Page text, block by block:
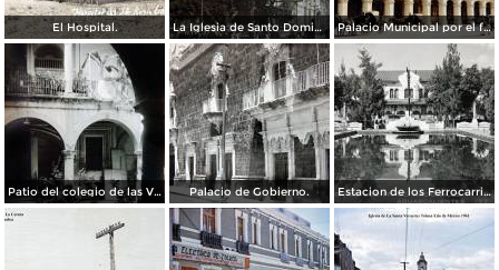
El Hospital. La Iglesia de Santo Domingo. Palacio Municipal por el fotografo Hugo Brehme..
Patio del colegio de las Vizcainas por el fotografo Hugo Brehme. Palacio de Gobierno. Estacion de los Ferrocarriles Nacionales.